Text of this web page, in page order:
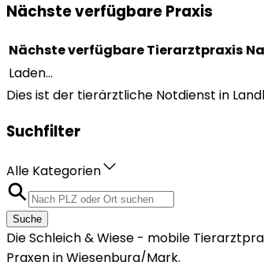
Nächste verfügbare Praxis
Nächste verfügbare Tierarztpraxis
Laden...
Dies ist der tierärztliche Notdienst in
Suchfilter
Alle Kategorien
Suche
Die Schleich & Wiese - mobile
Praxen in Wiesenburg/Mark.